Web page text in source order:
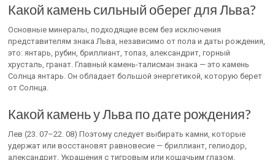
Какой камень сильный оберег для Льва?
Основные минералы, подходящие всем без исключения
представителям знака Льва, независимо от пола и даты рождения,
это: янтарь, рубин, бриллиант, топаз, александрит, горный
хрусталь, гранат. Главный камень-талисман знака — это камень
Солнца янтарь. Он обладает большой энергетикой, которую берет
от Солнца.
Какой камень у Льва по дате рождения?
Лев (23. 07–22. 08) Поэтому следует выбирать камни, которые
удержат или восстановят равновесие — бриллиант, гелиодор,
александрит. Украшения с тигровым или кошачьим глазом,